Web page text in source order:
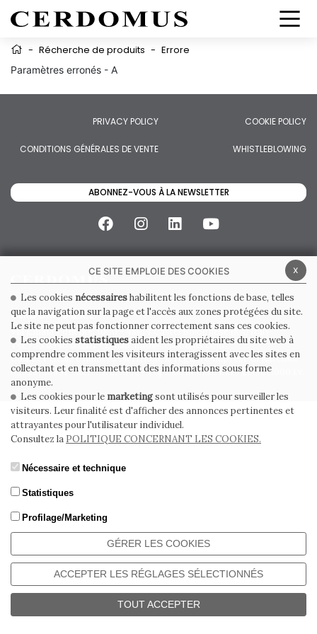
- Récherche de produits - Errore
Paramètres erronés - A
CERDOMUS S.R.L.
Via Emilia Ponente, 1000 - 48014 Castel Bolognese (RA) Italy
Tel. +39.0546.652111 - Email: info@cerdomus.com
Codice Fiscale e numero iscrizione al registro imprese di Ravenna
02620780391 - REA RA 217992 - Capitale Sociale Euro 20.000.000 i.v.
PRIVACY POLICY COOKIE POLICY
CONDITIONS GÉNÉRALES DE VENTE WHISTLEBLOWING
ABONNEZ-VOUS À LA NEWSLETTER
x
CE SITE EMPLOIE DES COOKIES
Les cookies nécessaireshabilitent les fonctions de base, telles
que la navigation sur la page et l'accès aux zones protégées du site.
Le site ne peut pas fonctionner correctement sans ces cookies.
Les cookies statistiquesaident les propriétaires du site web à
comprendre comment les visiteurs interagissent avec les sites en
collectant et en transmettant des informations sous forme
anonyme.
Les cookies pour le marketingsont utilisés pour surveiller les
visiteurs. Leur finalité est d'afficher des annonces pertinentes et
attrayantes pour l'utilisateur individuel.
Consultez la POLITIQUE CONCERNANT LES COOKIES.
Nécessaire et technique
Statistiques
Profilage/Marketing
GÉRER LES COOKIES
ACCEPTER LES RÉGLAGES SÉLECTIONNÉS
TOUT ACCEPTER